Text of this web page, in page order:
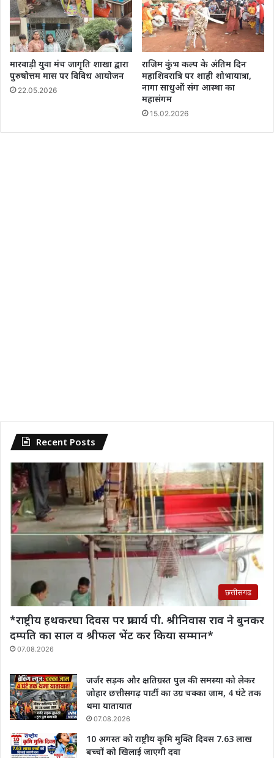
मारवाड़ी युवा मंच जागृति शाखा द्वारा
पुरुषोत्तम मास पर विविध आयोजन
22.05.2026
राजिम कुंभ कल्प के अंतिम दिन
महाशिवरात्रि पर शाही शोभायात्रा,
नागा साधुओं संग आस्था का
महासंगम
15.02.2026
Recent Posts
छत्तीसगढ
*राष्ट्रीय हथकरघा दिवस पर प्राचार्य पी. श्रीनिवास राव‌ ने बुनकर
दम्पति का साल व श्रीफल भेंट कर किया सम्मान*
07.08.2026
जर्जर सड़क और क्षतिग्रस्त पुल की समस्या को लेकर
जोहार छत्तीसगढ़ पार्टी का उग्र चक्का जाम, 4 घंटे तक
थमा यातायात
07.08.2026
10 अगस्त को राष्ट्रीय कृमि मुक्ति दिवस 7.63 लाख
बच्चों को खिलाई जाएगी दवा